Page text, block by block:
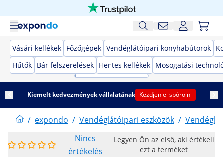
Vásári kellékek Főzőgépek Vendéglátóipari konyhabútorok
Hűtők Bár felszerelések Hentes kellékek Mosogatási
Kiemelt kedvezmények vállalatának Kezdjen el spórolni
/ expondo / Vendéglátóipari eszközök /
Nincs
értékelés
Legyen Ön az első, aki értékeli
ezt a terméket